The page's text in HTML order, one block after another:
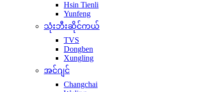
Hsin Tienli
Yunfeng
သုံးဘီးဆိုင်ကယ်
TVS
Dongben
Xungling
အင်ဂျင်
Changchai